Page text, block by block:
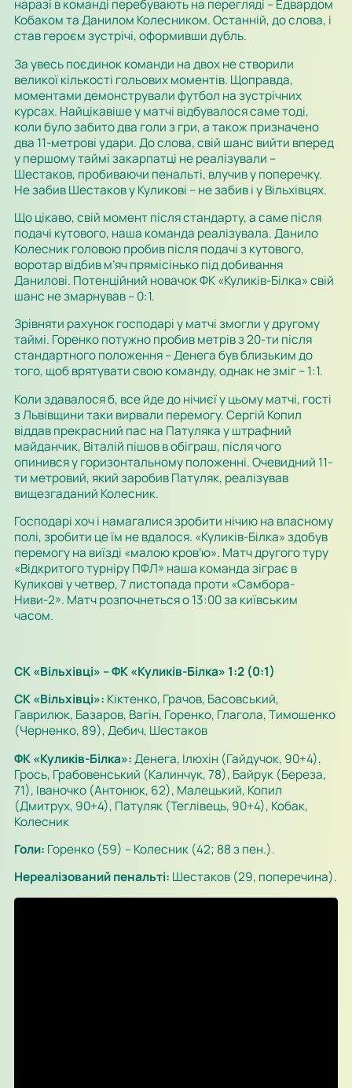
наразі в команді перебувають на перегляді – Едвардом
Кобаком та Данилом Колесником. Останній, до слова, і
став героєм зустрічі, оформивши дубль.
За увесь поєдинок команди на двох не створили
великої кількості гольових моментів. Щоправда,
моментами демонстрували футбол на зустрічних
курсах. Найцікавіше у матчі відбувалося саме тоді,
коли було забито два голи з гри, а також призначено
два 11-метрові удари. До слова, свій шанс вийти вперед
у першому таймі закарпатці не реалізували –
Шестаков, пробиваючи пенальті, влучив у поперечку.
Не забив Шестаков у Куликові – не забив і у Вільхівцях.
Що цікаво, свій момент після стандарту, а саме після
подачі кутового, наша команда реалізувала. Данило
Колесник головою пробив після подачі з кутового,
воротар відбив м’яч прямісінько під добивання
Данилові. Потенційний новачок ФК «Куликів-Білка» свій
шанс не змарнував – 0:1.
Зрівняти рахунок господарі у матчі змогли у другому
таймі. Горенко потужно пробив метрів з 20-ти після
стандартного положення – Денега був близьким до
того, щоб врятувати свою команду, однак не зміг – 1:1.
Коли здавалося б, все йде до нічиєї у цьому матчі, гості
з Львівщини таки вирвали перемогу. Сергій Копил
віддав прекрасний пас на Патуляка у штрафний
майданчик, Віталій пішов в обіграш, після чого
опинився у горизонтальному положенні. Очевидний 11-
ти метровий, який заробив Патуляк, реалізував
вищезгаданий Колесник.
Господарі хоч і намагалися зробити нічию на власному
полі, зробити це їм не вдалося. «Куликів-Білка» здобув
перемогу на виїзді «малою кров’ю». Матч другого туру
«Відкритого турніру ПФЛ» наша команда зіграє в
Куликові у четвер, 7 листопада проти «Самбора-
Ниви-2». Матч розпочнеться о 13:00 за київським
часом.
СК «Вільхівці» – ФК «Куликів-Білка» 1:2 (0:1)
СК «Вільхівці»: Кіктенко, Грачов, Басовський,
Гаврилюк, Базаров, Вагін, Горенко, Глагола, Тимошенко
(Черненко, 89), Дебич, Шестаков
ФК «Куликів-Білка»:Денега, Ілюхін (Гайдучок, 90+4),
Грось, Грабовенський (Калинчук, 78), Байрук (Береза,
71), Іваночко (Антонюк, 62), Малецький, Копил
(Дмитрух, 90+4), Патуляк (Теглівець, 90+4), Кобак,
Колесник
Голи: Горенко (59) – Колесник (42; 88 з пен.).
Нереалізований пенальті: Шестаков (29, поперечина).